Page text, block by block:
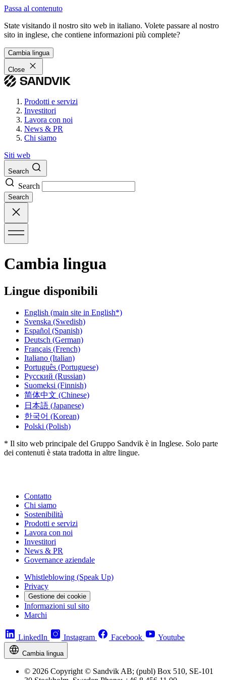
Passa al contenuto
State visitando il nostro sito web in italiano. Volete passare al nostro
sito in inglese, che contiene informazioni più complete?
Cambia lingua
Close
Prodotti e servizi
Investitori
Lavora con noi
News & PR
Chi siamo
Siti web
Search
Search
Search
Cambia lingua
Lingue disponibili
English (main site in English*)
Svenska (Swedish)
Español (Spanish)
Deutsch (German)
Français (French)
Italiano (Italian)
Português (Portuguese)
Русский (Russian)
Suomeksi (Finnish)
简体中文 (Chinese)
日本語 (Japanese)
한국어 (Korean)
Polski (Polish)
* Il sito web principale del Gruppo Sandvik è in Inglese. Solo parte
dei contenuti è stata tradotta in altre lingue.
Contatto
Chi siamo
Sostenibilità
Prodotti e servizi
Lavora con noi
Investitori
News & PR
Governance aziendale
Whistleblowing (Speak Up)
Privacy
Gestione dei cookie
Informazioni sul sito
Marchi
LinkedIn Instagram Facebook Youtube
Cambia lingua
© 2026 Copyright © Sandvik AB; (publ) Box 510, SE-101